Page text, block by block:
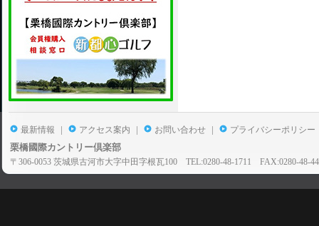
最新情報 | アクセス案内 | お問い合わせ | プライバシーポリシー
栗橋國際カントリー倶楽部
〒306-0053 茨城県古河市大字中田字根瓦100 TEL:0280-48-1711 FAX:0280-48-